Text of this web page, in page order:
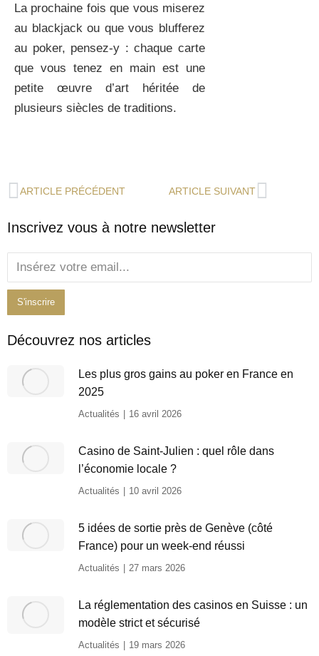
La prochaine fois que vous miserez
au blackjack ou que vous blufferez
au poker, pensez-y : chaque carte
que vous tenez en main est une
petite œuvre d’art héritée de
plusieurs siècles de traditions.
ARTICLE PRÉCÉDENT ARTICLE SUIVANT
Inscrivez vous à notre newsletter
Découvrez nos articles
Les plus gros gains au poker en France en
2025
Actualités 16 avril 2026
Casino de Saint-Julien : quel rôle dans
l’économie locale ?
Actualités 10 avril 2026
5 idées de sortie près de Genève (côté
France) pour un week-end réussi
Actualités 27 mars 2026
La réglementation des casinos en Suisse : un
modèle strict et sécurisé
Actualités 19 mars 2026